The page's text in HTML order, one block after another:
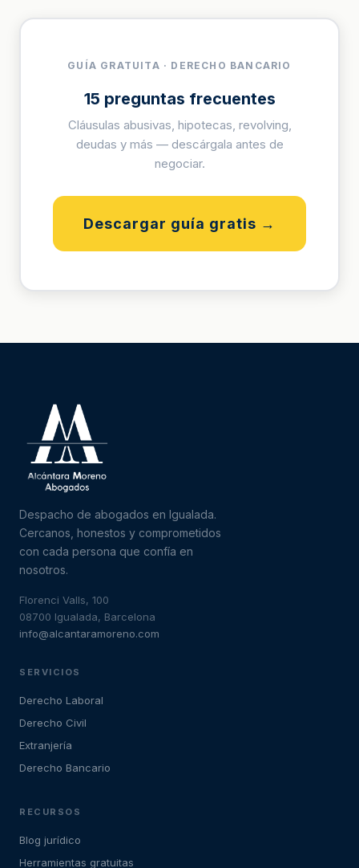
GUÍA GRATUITA · DERECHO BANCARIO
15 preguntas frecuentes
Cláusulas abusivas, hipotecas, revolving,
deudas y más — descárgala antes de
negociar.
Descargar guía gratis →
Despacho de abogados en Igualada.
Cercanos, honestos y comprometidos
con cada persona que confía en
nosotros.
Florenci Valls, 100
08700 Igualada, Barcelona
info@alcantaramoreno.com
SERVICIOS
Derecho Laboral
Derecho Civil
Extranjería
Derecho Bancario
RECURSOS
Blog jurídico
Herramientas gratuitas